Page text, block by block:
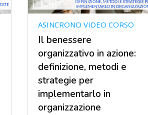
Il benessere
organizzativo in azione:
definizione, metodi e
strategie per
implementarlo in
organizzazione
ASINCRONO VIDEO CORSO